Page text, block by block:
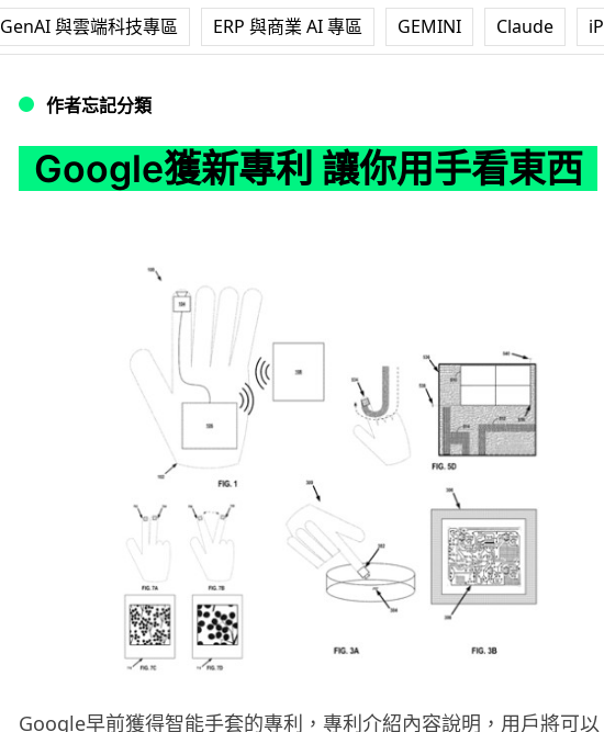
GenAI 與雲端科技專區 ERP 與商業 AI 專區 GEMINI Claude
作者忘記分類
Google獲新專利 讓你用手看東西
Google早前獲得智能手套的專利，專利介紹內容說明，用戶將可以